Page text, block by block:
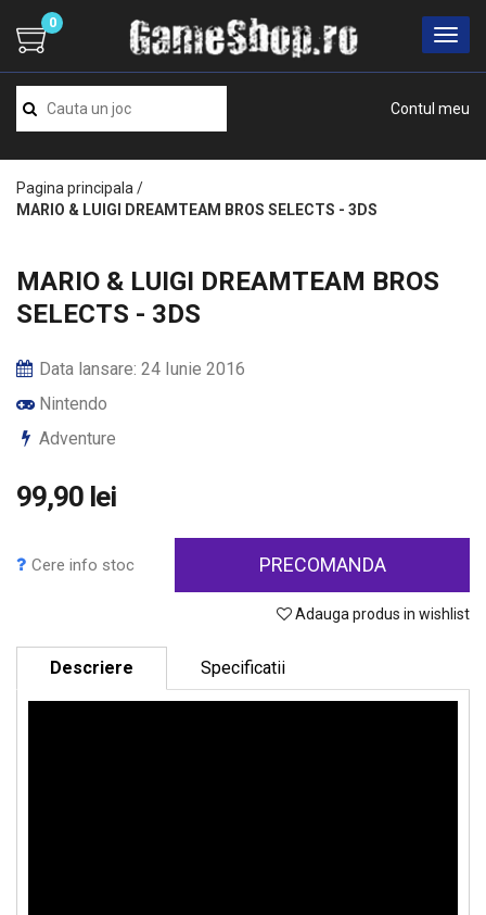
Contul meu
0
Pagina principala /
MARIO & LUIGI DREAMTEAM BROS SELECTS - 3DS
MARIO & LUIGI DREAMTEAM BROS
SELECTS - 3DS
Data lansare: 24 Iunie 2016
Nintendo
Adventure
99,90 lei
Cere info stoc PRECOMANDA
Adauga produs in wishlist
Descriere Specificatii